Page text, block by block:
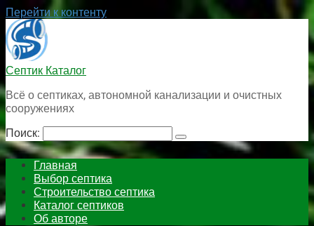
Перейти к контенту
Септик Каталог
Всё о септиках, автономной канализации и очистных
сооружениях
Поиск:
Главная
Выбор септика
Строительство септика
Каталог септиков
Об авторе